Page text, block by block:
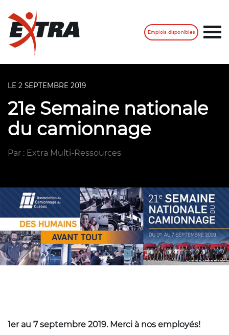
Emplois disponibles
LE 2 SEPTEMBRE 2019
21e Semaine nationale
du camionnage
Par : Extra Multi-Ressources
1er au 7 septembre 2019. Merci à nos employés!